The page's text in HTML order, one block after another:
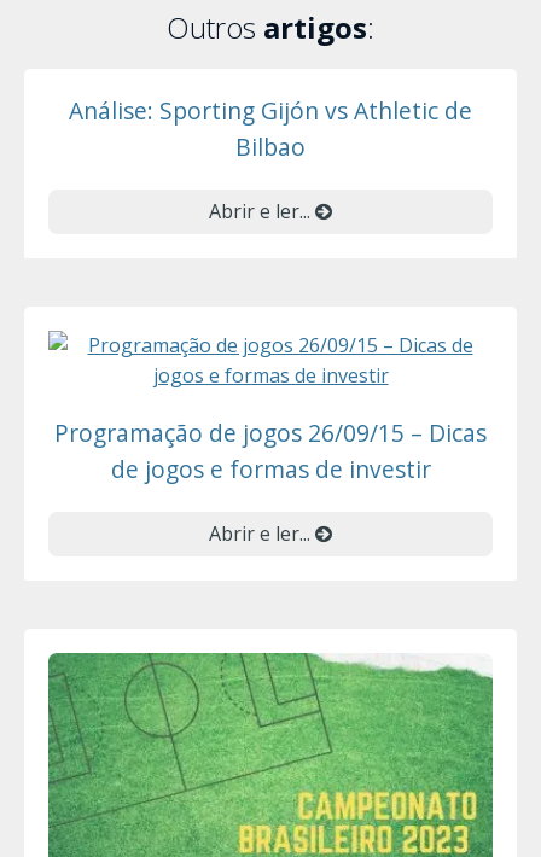
Outros artigos:
Análise: Sporting Gijón vs Athletic de
Bilbao
Abrir e ler...
Programação de jogos 26/09/15 – Dicas
de jogos e formas de investir
Abrir e ler...